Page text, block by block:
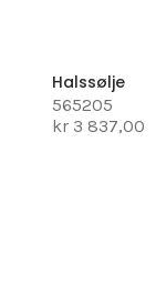
Halssølje
565205
kr 3 837,00